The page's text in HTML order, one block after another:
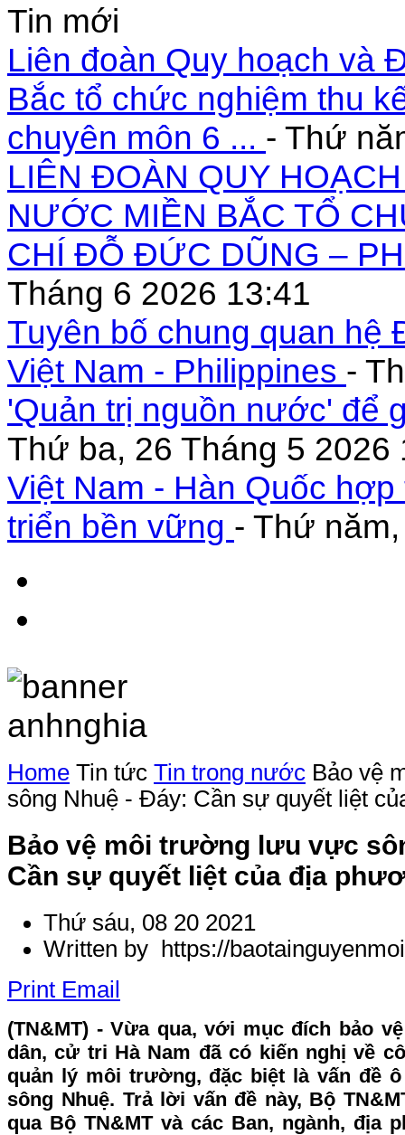
Tin mới
Liên đoàn Quy hoạch và
Bắc tổ chức nghiệm thu
chuyên môn 6 ... - Thứ
LIÊN ĐOÀN QUY
NƯỚC MIỀN BẮC TỔ
CHÍ ĐỖ ĐỨC DŨNG –
Tháng 6 2026 13:41
Tuyên bố chung quan
Việt Nam - Philippines -
'Quản trị nguồn nước' để
Thứ ba, 26 Tháng 5 2026
Việt Nam - Hàn Quốc
triển bền vững - Thứ
Home Tin tức Tin trong nước Bảo vệ
sông Nhuệ - Đáy: Cần sự quyết liệt
Bảo vệ môi trường lưu vực
Cần sự quyết liệt của địa
Thứ sáu, 08 20 2021
Written by https://
Print Email
(TN&MT) - Vừa qua, với mục đích bảo
dân, cử tri Hà Nam đã có kiến nghị về
quản lý môi trường, đặc biệt là vấn đề
sông Nhuệ. Trả lời vấn đề này, Bộ
qua Bộ TN&MT và các Ban, ngành, địa